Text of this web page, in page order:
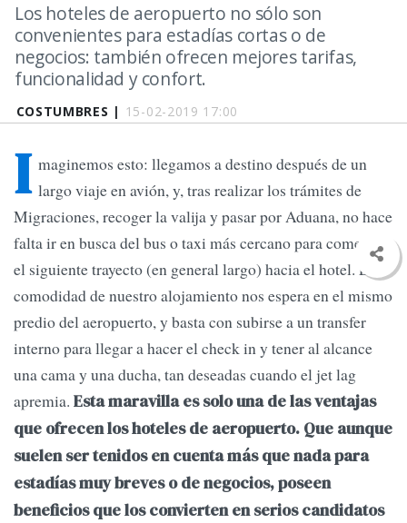
COSTUMBRES | 15-02-2019 17:00
Los hoteles de aeropuerto no sólo son
convenientes para estadías cortas o de
negocios: también ofrecen mejores tarifas,
funcionalidad y confort.
I maginemos esto: llegamos a destino después de un
largo viaje en avión, y, tras realizar los trámites de
Migraciones, recoger la valija y pasar por Aduana, no hace
falta ir en busca del bus o taxi más cercano para comenzar
el siguiente trayecto (en general largo) hacia el hotel. La
comodidad de nuestro alojamiento nos espera en el mismo
predio del aeropuerto, y basta con subirse a un transfer
interno para llegar a hacer el check in y tener al alcance
una cama y una ducha, tan deseadas cuando el jet lag
apremia. Esta maravilla es solo una de las ventajas
que ofrecen los hoteles de aeropuerto. Que aunque
suelen ser tenidos en cuenta más que nada para
estadías muy breves o de negocios, poseen
beneficios que los convierten en serios candidatos